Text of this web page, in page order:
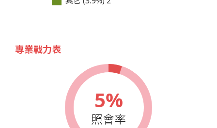
專業戰力表
5%
照會率